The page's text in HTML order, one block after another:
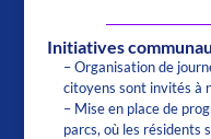
Initiatives
– Organisation de
citoyens sont invités à
– Mise en place de
parcs, où les résidents